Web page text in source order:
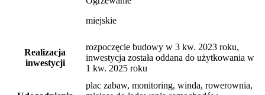
miejskie
Realizacja
inwestycji
rozpoczęcie budowy w 3 kw. 2023 roku,
inwestycja została oddana do użytkowania w
1 kw. 2025 roku
plac zabaw, monitoring, winda, rowerownia,